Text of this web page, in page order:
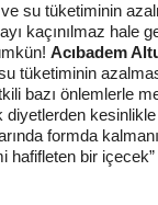
su tüketiminin
kaçınılmaz hale
Acıbadem
su tüketiminin
bazı önlemlerle
kesinlikle
formda
hafifleten bir